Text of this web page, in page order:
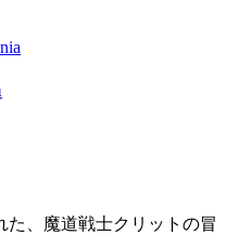
た、魔道戦士クリットの冒